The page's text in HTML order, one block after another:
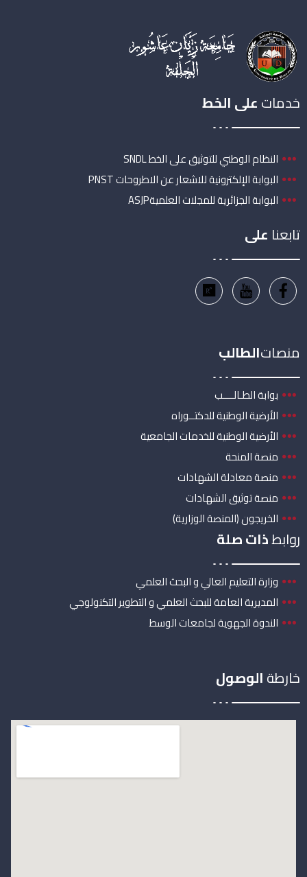
خدماتعلى الخط
النظام الوطني للتوثيق على الخط SNDL
البوابة الإلكترونية للاشعار عن الاطروحات PNST
البوابة الجزائرية للمجلات العلميةASJP
تابعنا على
منصاتالطالب
بوابة الطـالــــب
الأرضية الوطنية للدكتــوراه
الأرضية الوطنية للخدمات الجامعية
منصة المنحة
منصة معادلة الشهادات
منصة توثيق الشهادات
الخريجون (المنصة الوزارية)
روابطذات صلة
وزارة التعليم العالي و البحث العلمي
المديرية العامة للبحث العلمي و التطوير التكنولوجي
الندوة الجهوية لجامعات الوسط
خارطةالوصول